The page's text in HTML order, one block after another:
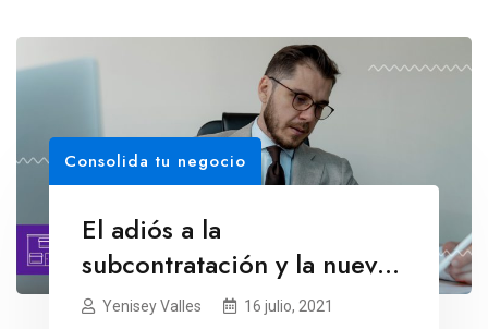
Consolida tu negocio
El adiós a la
subcontratación y la nueva
carga administrativa
Yenisey Valles
16 julio, 2021